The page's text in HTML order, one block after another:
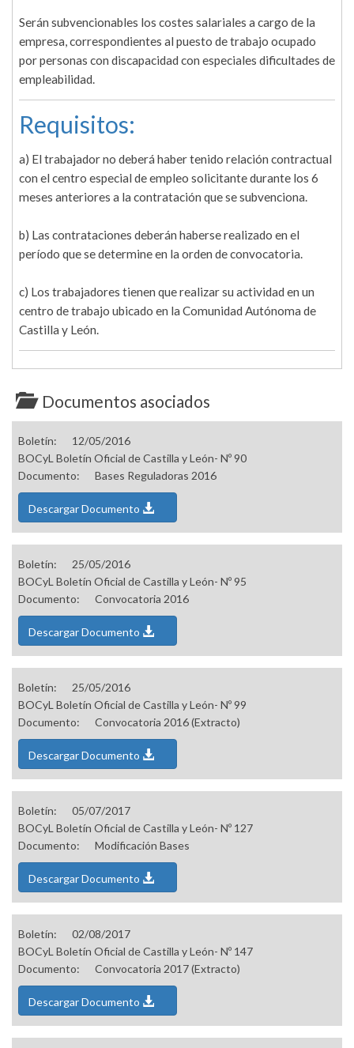
Serán subvencionables los costes salariales a cargo de la
empresa, correspondientes al puesto de trabajo ocupado
por personas con discapacidad con especiales dificultades de
empleabilidad.
Requisitos:
a) El trabajador no deberá haber tenido relación contractual
con el centro especial de empleo solicitante durante los 6
meses anteriores a la contratación que se subvenciona.
b) Las contrataciones deberán haberse realizado en el
período que se determine en la orden de convocatoria.
c) Los trabajadores tienen que realizar su actividad en un
centro de trabajo ubicado en la Comunidad Autónoma de
Castilla y León.
Documentos asociados
Boletín:
12/05/2016
BOCyL Boletín Oficial de Castilla y León- Nº 90
Documento:
Bases Reguladoras 2016
Descargar Documento
Boletín:
25/05/2016
BOCyL Boletín Oficial de Castilla y León- Nº 95
Documento:
Convocatoria 2016
Descargar Documento
Boletín:
25/05/2016
BOCyL Boletín Oficial de Castilla y León- Nº 99
Documento:
Convocatoria 2016 (Extracto)
Descargar Documento
Boletín:
05/07/2017
BOCyL Boletín Oficial de Castilla y León- Nº 127
Documento:
Modificación Bases
Descargar Documento
Boletín:
02/08/2017
BOCyL Boletín Oficial de Castilla y León- Nº 147
Documento:
Convocatoria 2017 (Extracto)
Descargar Documento